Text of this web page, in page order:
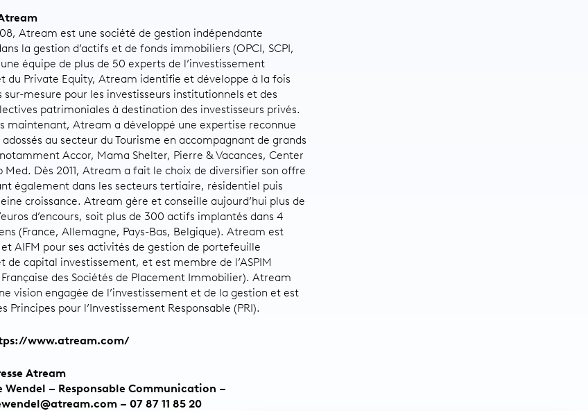
Atream est une société de gestion indépendante
la gestion d’actifs et de fonds immobiliers (OPCI, SCPI,
équipe de plus de 50 experts de l’investissement
du Private Equity, Atream identifie et développe à la fois
sur-mesure pour les investisseurs institutionnels et des
patrimoniales à destination des investisseurs privés.
maintenant, Atream a développé une expertise reconnue
au secteur du Tourisme en accompagnant de grands
Accor, Mama Shelter, Pierre & Vacances, Center
Med. Dès 2011, Atream a fait le choix de diversifier son offre
également dans les secteurs tertiaire, résidentiel puis
croissance. Atream gère et conseille aujourd’hui plus de
d’encours, soit plus de 300 actifs implantés dans 4
(France, Allemagne, Pays-Bas, Belgique). Atream est
AIFM pour ses activités de gestion de portefeuille
de capital investissement, et est membre de l’ASPIM
des Sociétés de Placement Immobilier). Atream
vision engagée de l’investissement et de la gestion et est
Principes pour l’Investissement Responsable (PRI).
www.atream.com/
Atream
– Responsable Communication –
– 07 87 11 85 20